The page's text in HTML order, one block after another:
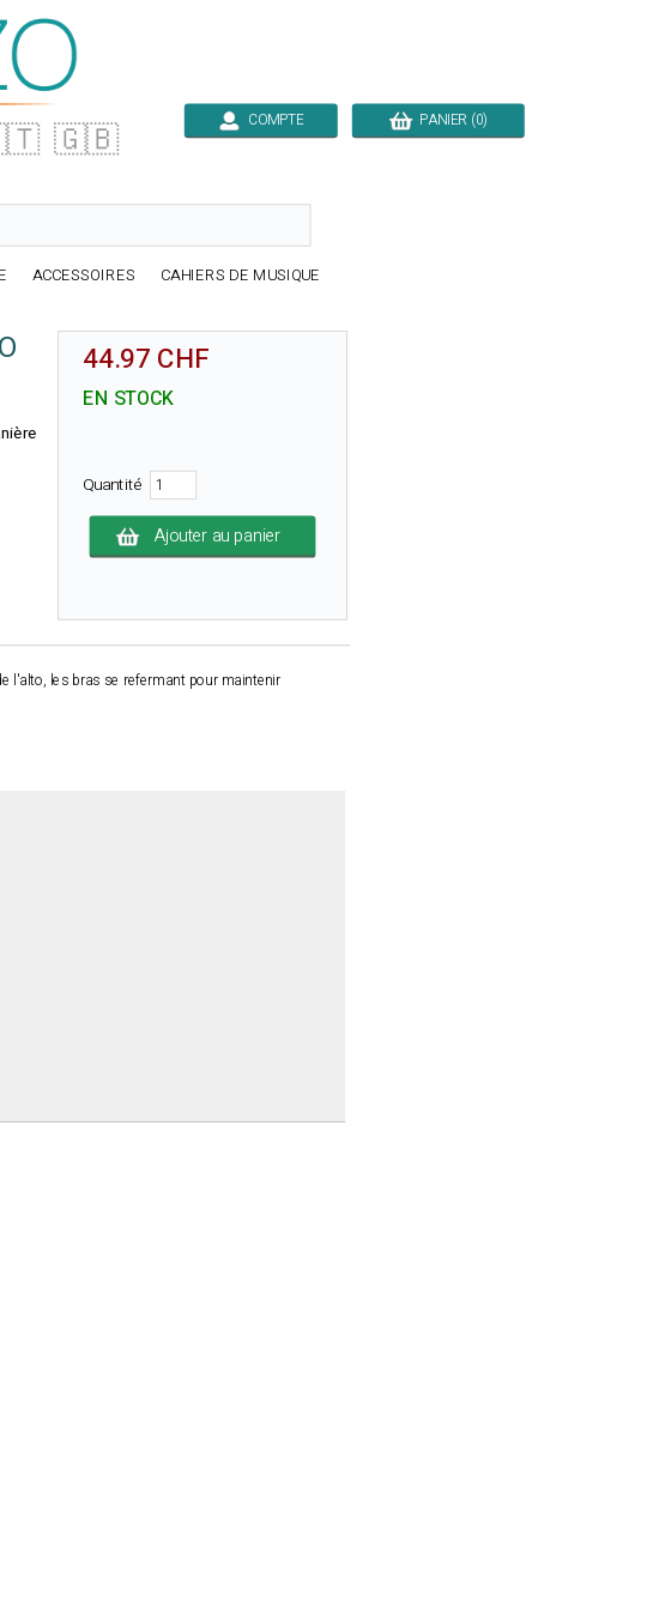
🇬🇧 COMPTE PANIER (0)
ACCESSOIRES CAHIERS DE MUSIQUE
44.97 CHF
EN STOCK
Quantité
Ajouter au panier
l'alto, les bras se refermant pour maintenir